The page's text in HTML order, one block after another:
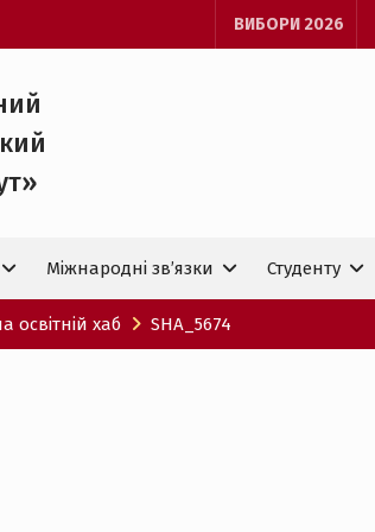
ВИБОРИ 2026
Міжнародні зв’язки Студенту
хаб SHA_5674